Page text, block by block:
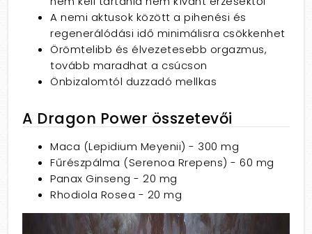
A nemi aktusok között a pihenési és
regenerálódási idő minimálisra csökkenhet
Örömtelibb és élvezetesebb orgazmus,
tovább maradhat a csúcson
Önbizalomtól duzzadó mellkas
A Dragon Power összetevői
Maca (Lepidium Meyenii) - 300 mg
Fűrészpálma (Serenoa Rrepens) - 60 mg
Panax Ginseng - 20 mg
Rhodiola Rosea - 20 mg